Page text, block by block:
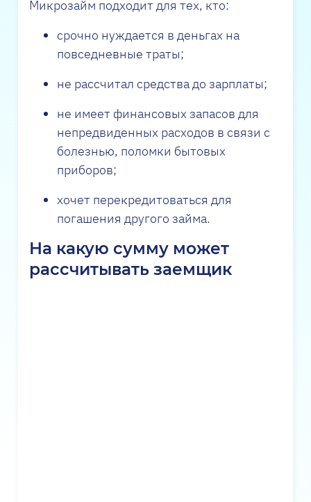
Микрозайм подходит для тех, кто:
срочно нуждается в деньгах на
повседневные траты;
не рассчитал средства до зарплаты;
не имеет финансовых запасов для
непредвиденных расходов в связи с
болезнью, поломки бытовых
приборов;
хочет перекредитоваться для
погашения другого займа.
На какую сумму может
рассчитывать заемщик